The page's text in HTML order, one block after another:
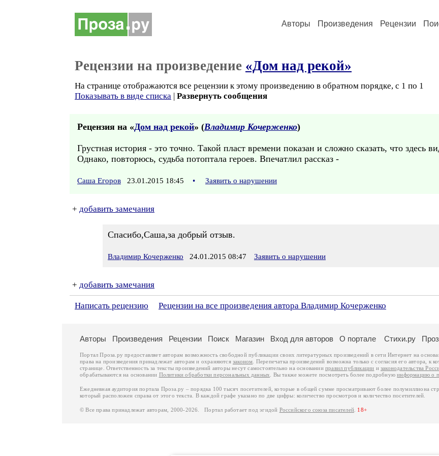
Авторы Произведения Рецензии
Рецензии на произведение «Дом над рекой»
На странице отображаются все рецензии к этому произведению в обратном порядке, с 1 по 1
Показывать в виде списка | Развернуть сообщения
Рецензия на «Дом над рекой» (Владимир Кочерженко)
Грустная история - это точно. Такой пласт времени показан и сложно сказать, что здесь
Однако, повторюсь, судьба потоптала героев. Впечатлил рассказ -
Саша Егоров 23.01.2015 18:45 • Заявить о нарушении
+ добавить замечания
Спасибо,Саша,за добрый отзыв.
Владимир Кочерженко 24.01.2015 08:47 Заявить о нарушении
+ добавить замечания
Написать рецензию Рецензии на все произведения автора Владимир Кочерженко
Авторы Произведения Рецензии Поиск Магазин Вход для авторов О портале Стихи.ру
Портал Проза.ру предоставляет авторам возможность свободной публикации своих литературных произведений в сети Интернет на
права на произведения принадлежат авторам и охраняются законом . Перепечатка произведений возможна только с согласия его автора, к
странице. Ответственность за тексты произведений авторы несут самостоятельно на основанииправил публикации изаконодательства
обрабатываются на основании Политики обработки персональных данных . Вы также можете посмотреть более подробнуюинформацию о
Ежедневная аудитория портала Проза.ру – порядка 100 тысяч посетителей, которые в общей сумме просматривают более полумиллиона
который расположен справа от этого текста. В каждой графе указано по две цифры: количество просмотров и количество посетителей.
© Все права принадлежат авторам, 2000-2026. Портал работает под эгидой Российского союза писателей 18+